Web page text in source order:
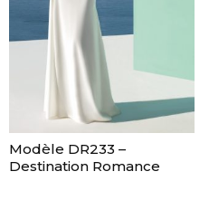
Modèle DR233 –
Destination Romance